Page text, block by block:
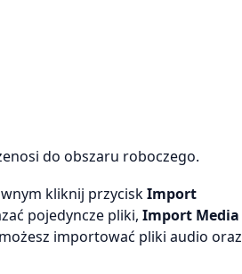
do obszaru roboczego.
kliknij przyciskImport
pojedyncze pliki, Import Media
importować pliki audio oraz